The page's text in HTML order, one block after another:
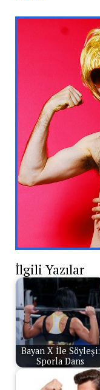
İlgili Yazılar
Bayan X İle Söyleşi:
Sporla Dans